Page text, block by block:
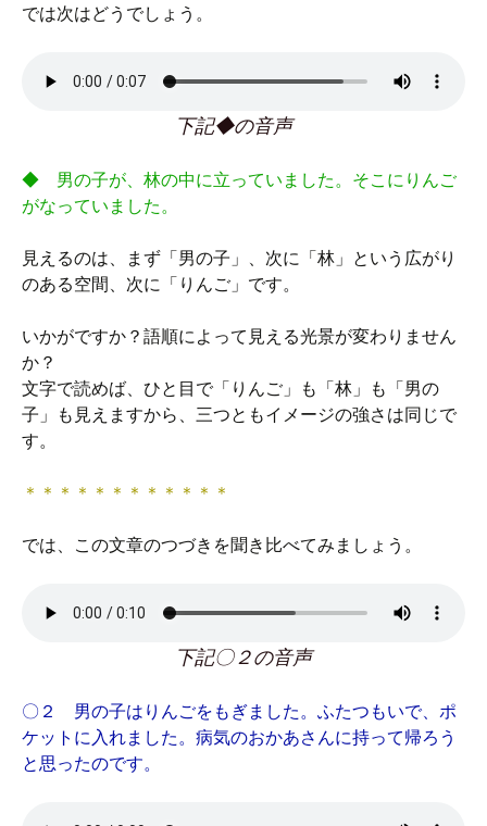
では次はどうでしょう。
下記◆の音声
◆ 男の子が、林の中に立っていました。そこにりんご
がなっていました。
見えるのは、まず「男の子」、次に「林」という広がり
のある空間、次に「りんご」です。
いかがですか？語順によって見える光景が変わりません
か？
文字で読めば、ひと目で「りんご」も「林」も「男の
子」も見えますから、三つともイメージの強さは同じで
す。
＊＊＊＊＊＊＊＊＊＊＊＊
では、この文章のつづきを聞き比べてみましょう。
下記〇２の音声
〇２ 男の子はりんごをもぎました。ふたつもいで、ポ
ケットに入れました。病気のおかあさんに持って帰ろう
と思ったのです。